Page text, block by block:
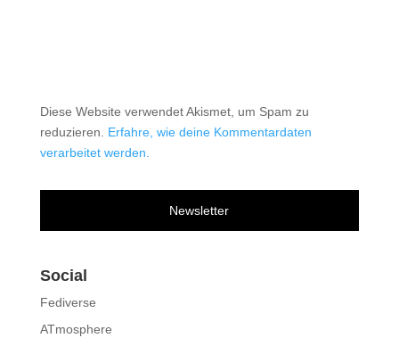
Diese Website verwendet Akismet, um Spam zu
reduzieren. Erfahre, wie deine Kommentardaten
verarbeitet werden.
Newsletter
Social
Fediverse
ATmosphere